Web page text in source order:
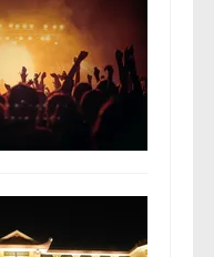
nghệ tương lai